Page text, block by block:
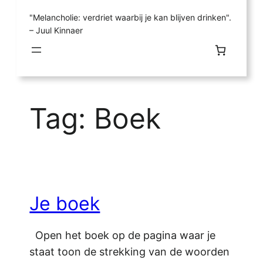
"Melancholie: verdriet waarbij je kan blijven drinken".
– Juul Kinnaer
Tag: Boek
Je boek
Open het boek op de pagina waar je
staat toon de strekking van de woorden